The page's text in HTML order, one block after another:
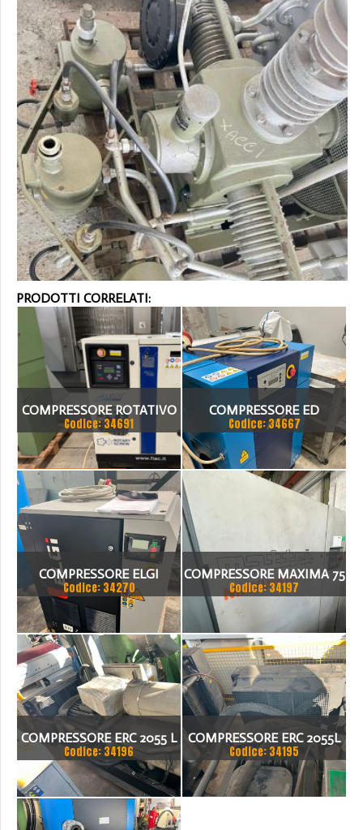
PRODOTTI CORRELATI:
COMPRESSORE ROTATIVO
SILENZIATO FIAC AIRBLOK
152BD
Codice: 34691
COMPRESSORE ED
ESSICATORE
Codice: 34667
COMPRESSORE ELGI
Codice: 34270
COMPRESSORE MAXIMA 75
Codice: 34197
COMPRESSORE ERC 2055 L
Codice: 34196
COMPRESSORE ERC 2055L
Codice: 34195